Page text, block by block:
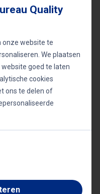
verandering. Een
te maken,
menselijk blijft,
een team.
alleen om
empathie en
is essentieel om
Quality
onze website te
We plaatsen
goed te laten
cookies
ons te delen of